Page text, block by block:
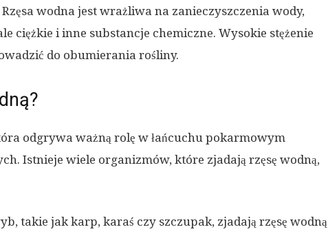
Rzęsa wodna jest wrażliwa na zanieczyszczenia wody,
ciężkie i inne substancje chemiczne. Wysokie stężenie
do obumierania rośliny.
odgrywa ważną rolę w łańcuchu pokarmowym
Istnieje wiele organizmów, które zjadają rzęsę wodną,
takie jak karp, karaś czy szczupak, zjadają rzęsę wodną